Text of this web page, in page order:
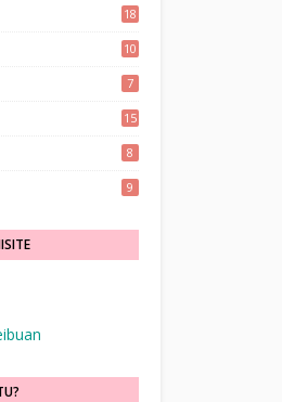
18
10
7
15
8
9